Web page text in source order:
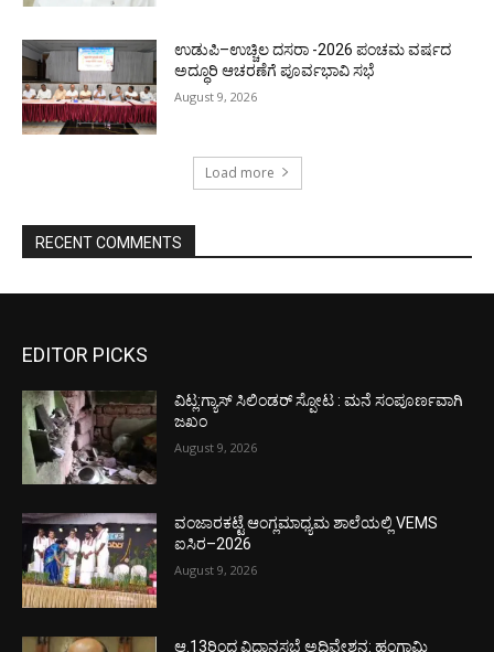
ಉಡುಪಿ–ಉಚ್ಚಿಲ ದಸರಾ -2026 ಪಂಚಮ ವರ್ಷದ
ಅದ್ಧೂರಿ ಆಚರಣೆಗೆ ಪೂರ್ವಭಾವಿ ಸಭೆ
August 9, 2026
Load more
RECENT COMMENTS
EDITOR PICKS
ವಿಟ್ಲ:ಗ್ಯಾಸ್ ಸಿಲಿಂಡರ್ ಸ್ಪೋಟ : ಮನೆ ಸಂಪೂರ್ಣವಾಗಿ
ಜಖಂ
August 9, 2026
ವಂಜಾರಕಟ್ಟೆ ಆಂಗ್ಲಮಾಧ್ಯಮ ಶಾಲೆಯಲ್ಲಿ VEMS
ಐಸಿರ–2026
August 9, 2026
ಆ.13ರಿಂದ ವಿಧಾನಸಭೆ ಅಧಿವೇಶನ: ಹಂಗಾಮಿ